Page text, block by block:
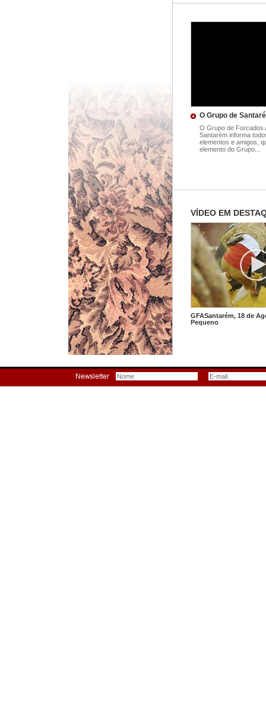
O Grupo de
O Grupo de Forcados
Santarém informa
elementos e amigos,
elemento do Grupo...
VÍDEO EM
GFASantarém, 18 de
Pequeno